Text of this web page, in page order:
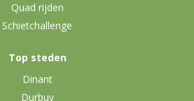
Quad rijden
Schietchallenge
Top steden
Dinant
Durbuy